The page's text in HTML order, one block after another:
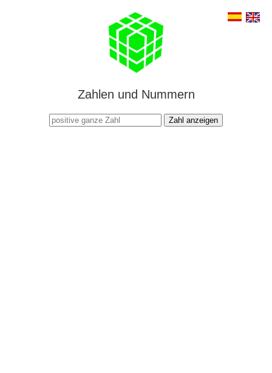
Zahlen und Nummern
Zahl anzeigen